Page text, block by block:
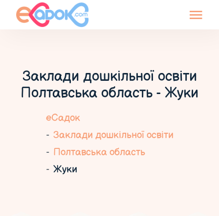
Заклади дошкільної освіти
Полтавська область - Жуки
еСадок
Заклади дошкільної освіти
Полтавська область
Жуки